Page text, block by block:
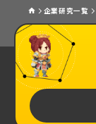
企業研究一覧